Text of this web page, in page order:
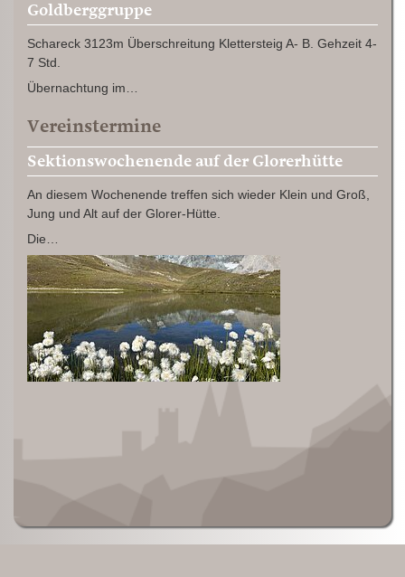
Goldberggruppe
Schareck 3123m Überschreitung Klettersteig A- B. Gehzeit 4-
7 Std.
Übernachtung im…
Vereinstermine
Sektionswochenende auf der Glorerhütte
An diesem Wochenende treffen sich wieder Klein und Groß,
Jung und Alt auf der Glorer-Hütte.
Die…